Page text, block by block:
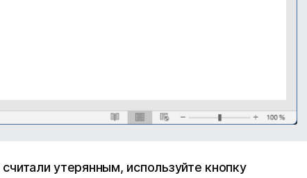
утерянным, используйте кнопку